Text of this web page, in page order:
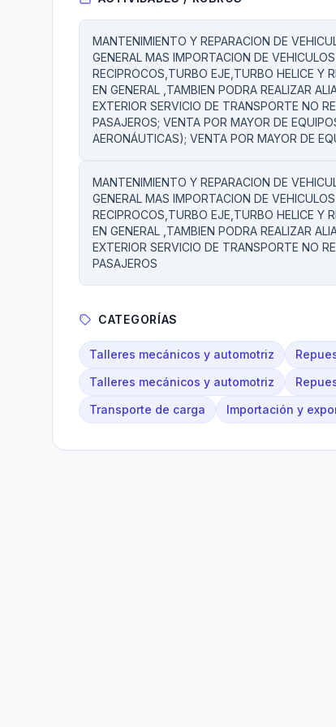
MANTENIMIENTO Y REPARACION DE
GENERAL MAS IMPORTACION DE
RECIPROCOS,TURBO EJE,TURBO HELICE Y
EN GENERAL ,TAMBIEN PODRA REALIZAR
EXTERIOR SERVICIO DE TRANSPORTE NO
PASAJEROS; VENTA POR MAYOR DE
AERONÁUTICAS); VENTA POR MAYOR DE
MANTENIMIENTO Y REPARACION DE
GENERAL MAS IMPORTACION DE
RECIPROCOS,TURBO EJE,TURBO HELICE Y
EN GENERAL ,TAMBIEN PODRA REALIZAR
EXTERIOR SERVICIO DE TRANSPORTE NO
PASAJEROS
CATEGORÍAS
Talleres mecánicos y automotriz
Talleres mecánicos y automotriz
Transporte de carga
Importación y